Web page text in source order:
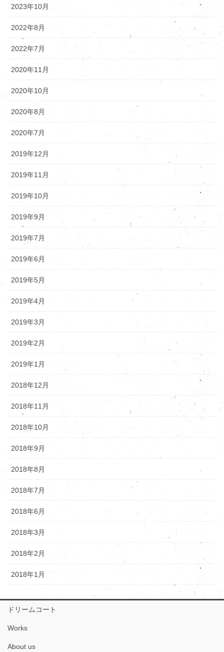
2023年10月
2022年8月
2022年7月
2020年11月
2020年10月
2020年8月
2020年7月
2019年12月
2019年11月
2019年10月
2019年9月
2019年7月
2019年6月
2019年5月
2019年4月
2019年3月
2019年2月
2019年1月
2018年12月
2018年11月
2018年10月
2018年9月
2018年8月
2018年7月
2018年6月
2018年3月
2018年2月
2018年1月
ドリームコート
Works
About us